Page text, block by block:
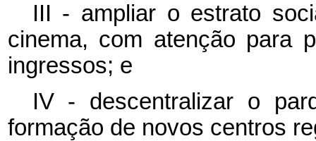
III - ampliar o estrato
cinema, com atenção para
ingressos; e
IV - descentralizar o
formação de novos centros